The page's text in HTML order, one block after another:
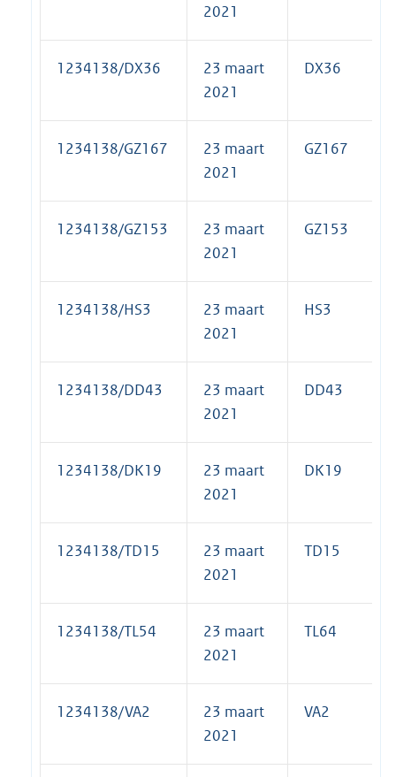
2021
1234138/DX36
23 maart
2021
DX36
1234138/GZ167
23 maart
2021
GZ167
1234138/GZ153
23 maart
2021
GZ153
1234138/HS3
23 maart
2021
HS3
1234138/DD43
23 maart
2021
DD43
1234138/DK19
23 maart
2021
DK19
1234138/TD15
23 maart
2021
TD15
1234138/TL54
23 maart
2021
TL64
1234138/VA2
23 maart
2021
VA2